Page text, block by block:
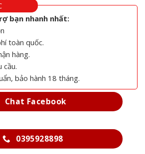
bạn nhanh nhất:
toàn quốc.
hàng.
cầu.
bảo hành 18 tháng.
Chat Facebook
0395928898